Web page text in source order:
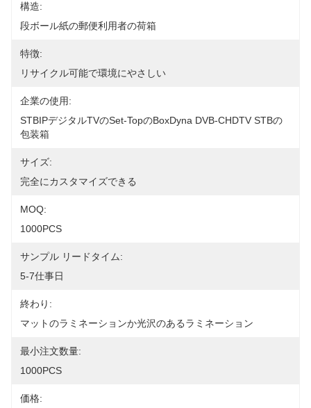
構造:
段ボール紙の郵便利用者の荷箱
特徴:
リサイクル可能で環境にやさしい
企業の使用:
STBIPデジタルTVのset-TopのboxDyna DVB-CHDTV STBの
包装箱
サイズ:
完全にカスタマイズできる
MOQ:
1000PCS
サンプル リードタイム:
5-7仕事日
終わり:
マットのラミネーションか光沢のあるラミネーション
最小注文数量:
1000PCS
価格: